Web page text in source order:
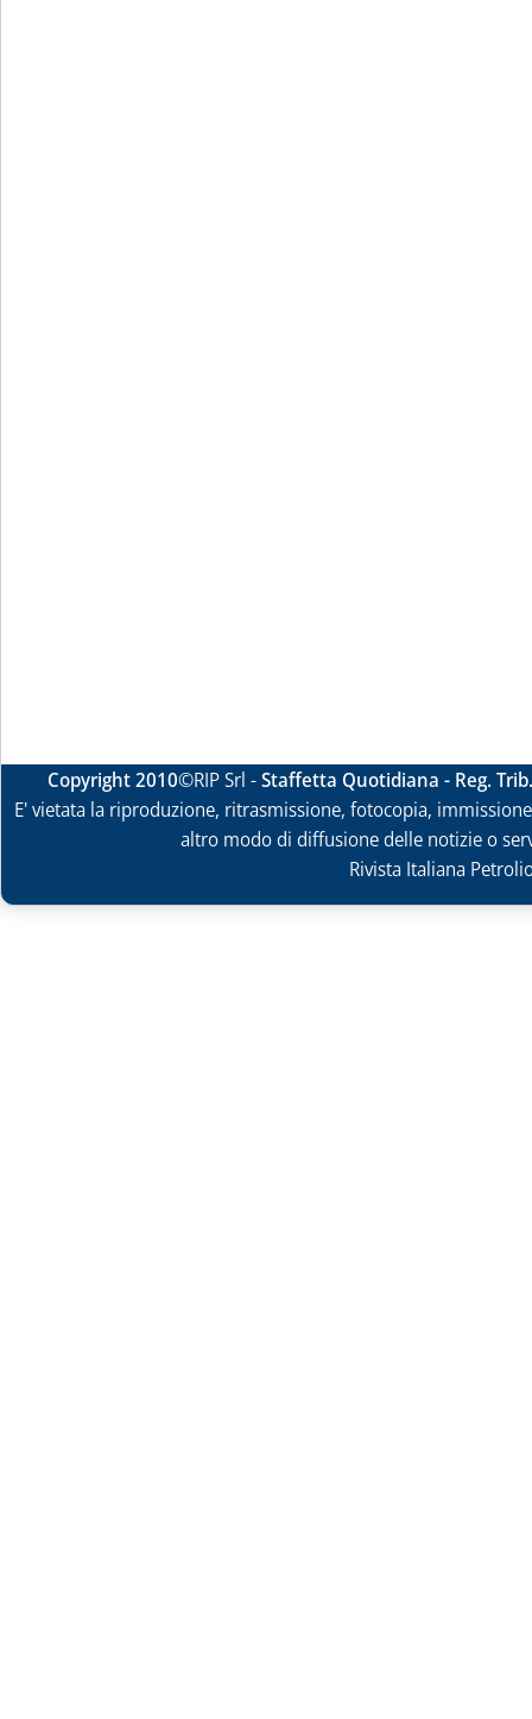
Copyright 2010©RIP Srl -Staffetta Quotidiana - Reg.
E' vietata la riproduzione, ritrasmissione, fotocopia,
altro modo di diffusione delle notizie o
Rivista Italiana